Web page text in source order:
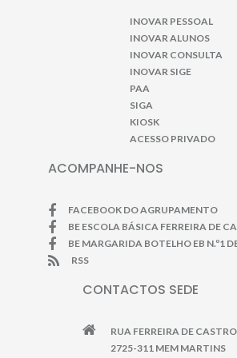
INOVAR PESSOAL
INOVAR ALUNOS
INOVAR CONSULTA
INOVAR SIGE
PAA
SIGA
KIOSK
ACESSO PRIVADO
ACOMPANHE-NOS
FACEBOOK DO AGRUPAMENTO
BE ESCOLA BÁSICA FERREIRA DE
BE MARGARIDA BOTELHO EB N.º1
RSS
CONTACTOS SEDE
RUA FERREIRA DE
2725-311 MEM MARTINS